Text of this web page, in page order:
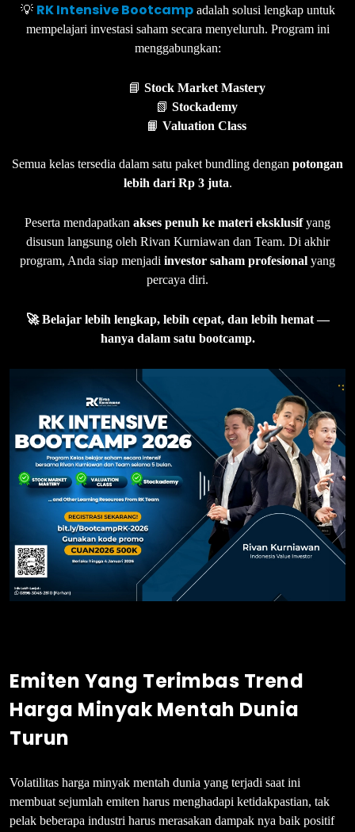
💡 RK Intensive Bootcamp adalah solusi lengkap untuk
mempelajari investasi saham secara menyeluruh. Program ini
menggabungkan:
📘 Stock Market Mastery
📗 Stockademy
📙 Valuation Class
Semua kelas tersedia dalam satu paket bundling dengan potongan
lebih dari Rp 3 juta.
Peserta mendapatkan akses penuh ke materi eksklusifyang
disusun langsung oleh Rivan Kurniawan dan Team. Di akhir
program, Anda siap menjadi investor saham profesional yang
percaya diri.
🚀 Belajar lebih lengkap, lebih cepat, dan lebih hemat —
hanya dalam satu bootcamp.
Emiten Yang Terimbas Trend
Harga Minyak Mentah Dunia
Turun
Volatilitas harga minyak mentah dunia yang terjadi saat ini
membuat sejumlah emiten harus menghadapi ketidakpastian, tak
pelak beberapa industri harus merasakan dampak nya baik positif